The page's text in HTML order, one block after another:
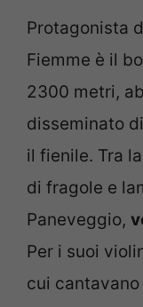
Protagonista
Fiemme è il
2300 metri,
disseminato
il fienile. Tra
di fragole e
Paneveggio,
Per i suoi
cui cantavano